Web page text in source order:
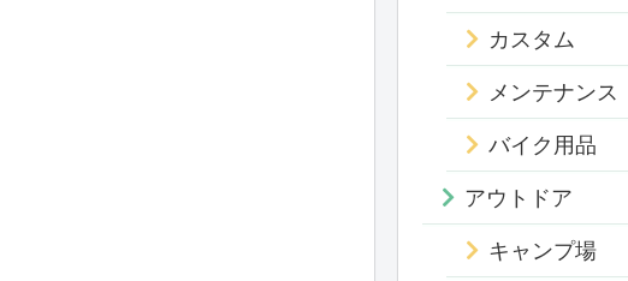
カスタム
メンテナンス
バイク用品
アウトドア
キャンプ場